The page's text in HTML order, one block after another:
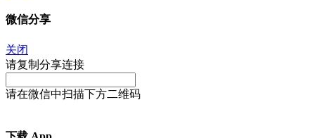
微信分享
关闭
请复制分享连接
请在微信中扫描下方二维码